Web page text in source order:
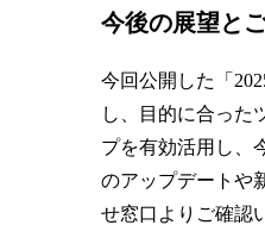
今後の展望と
今回公開した「
し、目的に合った
プを有効活用し、
のアップデートや
せ窓口よりご確認